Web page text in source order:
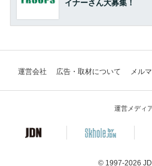
イナーさん大募集！
運営会社 広告・取材について メル
運営メディ
© 1997-2026